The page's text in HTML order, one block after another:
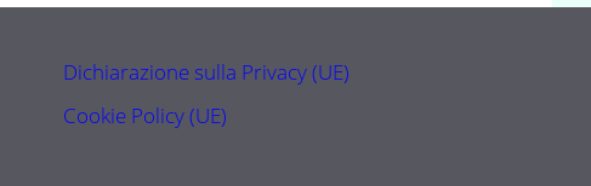
Dichiarazione sulla Privacy (UE)
Cookie Policy (UE)